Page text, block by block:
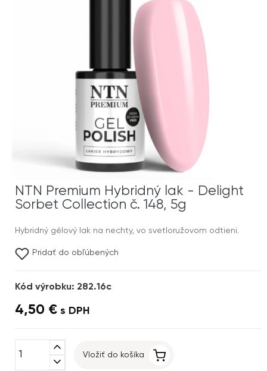
NTN Premium Hybridný lak - Delight
Sorbet Collection č. 148, 5g
Hybridný gélový lak na nechty, vo svetloružovom odtieni.
Pridať do obľúbených
Kód výrobku: 282.16c
4,50 € s DPH
expand_less
expand_more
Vložiť do košíka